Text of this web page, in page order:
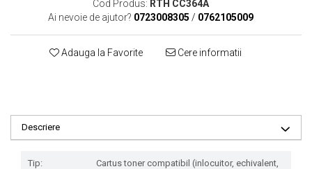
Cod Produs: RTH CC364A
Ai nevoie de ajutor? 0723008305 / 0762105009
Adauga la Favorite Cere informatii
Descriere
Tip:
Cartus toner compatibil (inlocuitor, echivalent,